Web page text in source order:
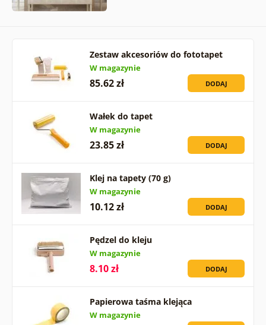
Zestaw akcesoriów do fototapet
W magazynie
85.62 zł DODAJ
Wałek do tapet
W magazynie
23.85 zł DODAJ
Klej na tapety (70 g)
W magazynie
10.12 zł DODAJ
Pędzel do kleju
W magazynie
8.10 zł DODAJ
Papierowa taśma klejąca
W magazynie